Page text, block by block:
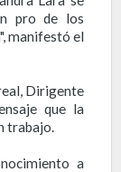
pro de los
manifestó el
Dirigente
que la
trabajo.
a